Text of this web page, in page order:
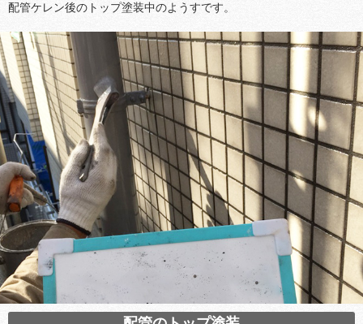
配管ケレン後のトップ塗装中のようすです。